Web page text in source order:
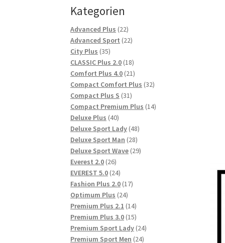
Kategorien
Advanced Plus 2222
Produkte
Advanced Sport 2222
City Plus 3535
Produkte
CLASSIC Plus 2.0 1818
Produkte
Comfort Plus 4.0 2121
Produkte
Compact Comfort Plus 3232
Compact Plus S 3131
Produkte
Compact Premium Plus 1414
Deluxe Plus 4040
Produkte
Deluxe Sport Lady 4848
Deluxe Sport Man 2828
Produkte
Deluxe Sport Wave 2929
Everest 2.0 2626
Produkte
EVEREST 5.0 2424
Produkte
Fashion Plus 2.0 1717
Optimum Plus 2424
Produkte
Premium Plus 2.1 1414
Produkte
Premium Plus 3.0 1515
Produkte
Premium Sport Lady 2424
Premium Sport Men 2424